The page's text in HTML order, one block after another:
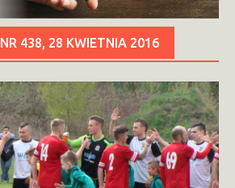
NR 438, 28 KWIETNIA 2016